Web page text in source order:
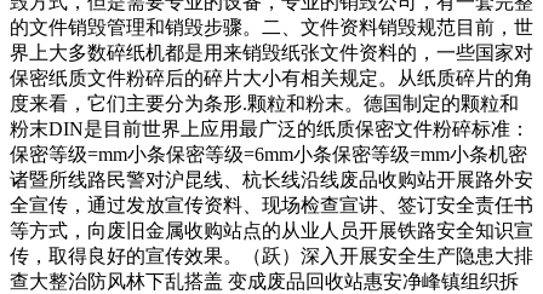
的文件销毁管理和销毁步骤。二、文件资料销毁规范目前，世
界上大多数碎纸机都是用来销毁纸张文件资料的，一些国家对
保密纸质文件粉碎后的碎片大小有相关规定。从纸质碎片的角
度来看，它们主要分为条形.颗粒和粉末。德国制定的颗粒和
粉末DIN是目前世界上应用最广泛的纸质保密文件粉碎标准：
保密等级=mm小条保密等级=6mm小条保密等级=mm小条机密
诸暨所线路民警对沪昆线、杭长线沿线废品收购站开展路外安
全宣传，通过发放宣传资料、现场检查宣讲、签订安全责任书
等方式，向废旧金属收购站点的从业人员开展铁路安全知识宣
传，取得良好的宣传效果。（跃）深入开展安全生产隐患大排
查大整治防风林下乱搭盖 变成废品回收站惠安净峰镇组织拆